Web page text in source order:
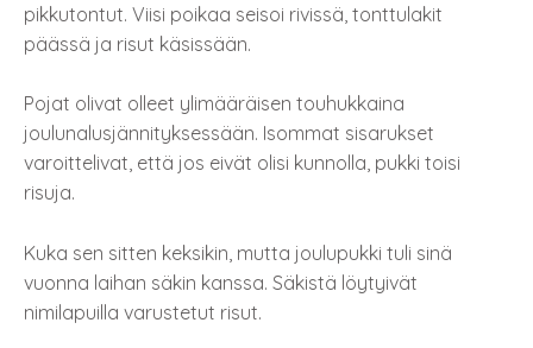
pikkutontut. Viisi poikaa seisoi rivissä, tonttulakit
päässä ja risut käsissään.
Pojat olivat olleet ylimääräisen touhukkaina
joulunalusjännityksessään. Isommat sisarukset
varoittelivat, että jos eivät olisi kunnolla, pukki toisi
risuja.
Kuka sen sitten keksikin, mutta joulupukki tuli sinä
vuonna laihan säkin kanssa. Säkistä löytyivät
nimilapuilla varustetut risut.